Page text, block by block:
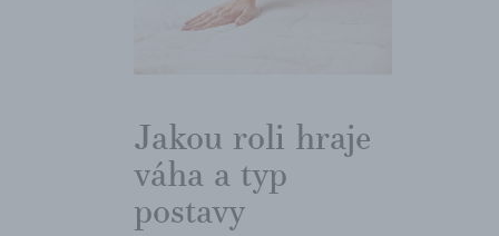
Jakou roli hraje
váha a typ
postavy